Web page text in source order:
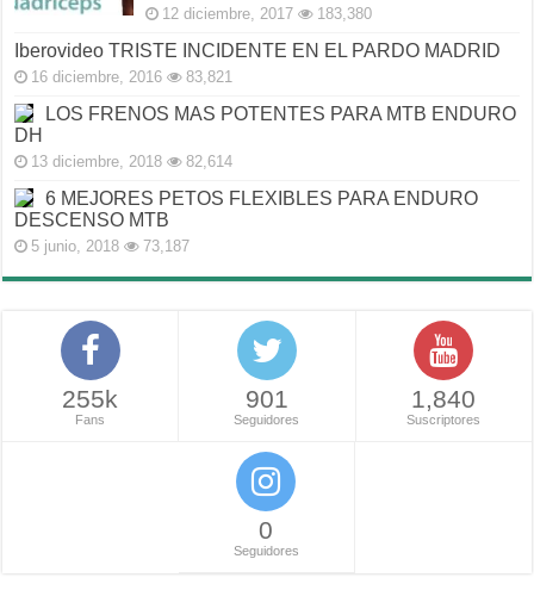
12 diciembre, 2017 183,380
Iberovideo TRISTE INCIDENTE EN EL PARDO MADRID
16 diciembre, 2016 83,821
LOS FRENOS MAS POTENTES PARA MTB ENDURO
DH
13 diciembre, 2018 82,614
6 MEJORES PETOS FLEXIBLES PARA ENDURO
DESCENSO MTB
5 junio, 2018 73,187
255k
Fans
901
Seguidores
1,840
Suscriptores
0
Seguidores